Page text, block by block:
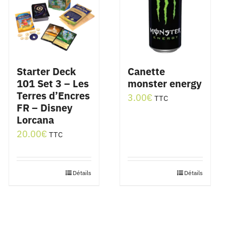
Starter Deck
101 Set 3 – Les
Terres d’Encres
FR – Disney
Lorcana
20.00€ TTC
Détails
Canette
monster energy
3.00€ TTC
Détails